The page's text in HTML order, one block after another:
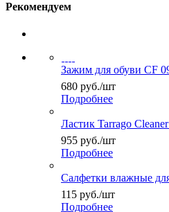
Рекомендуем
Зажим для обуви CF
680 руб./шт
Подробнее
Ластик Tarrago
955 руб./шт
Подробнее
Салфетки влажные
115 руб./шт
Подробнее